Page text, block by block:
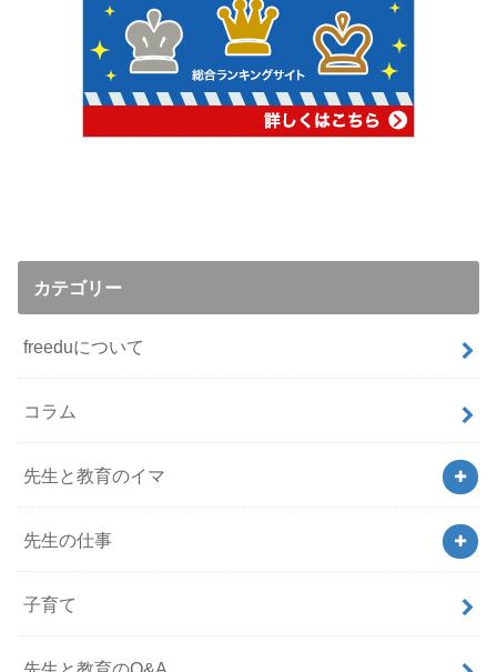
カテゴリー
freeduについて
コラム
先生と教育のイマ
先生の仕事
子育て